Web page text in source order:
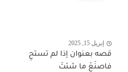
إبريل 15, 2025
قصه بعنوان إذا لم تستحِ
فاصنَعْ ما شئتَ